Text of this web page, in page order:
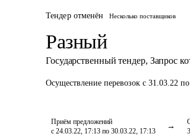
Тендер отменён Несколько поставщиков
Разный
Государственный тендер, Запрос
Осуществление перевозок с 31.03.22
Приём предложений
с 24.03.22, 17:13 по 30.03.22, 17:13